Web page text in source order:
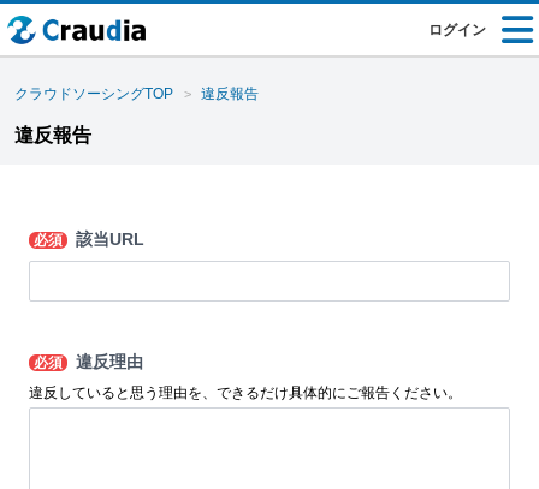
ログイン
クラウドソーシングTOP 違反報告
違反報告
必須 該当URL
必須 違反理由
違反していると思う理由を、できるだけ具体的にご報告ください。